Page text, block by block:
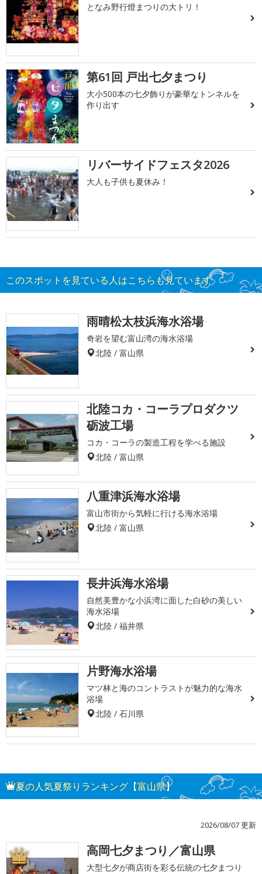
となみ野行燈まつりの大トリ！
第61回 戸出七夕まつり
大小500本の七夕飾りが豪華なトンネルを
作り出す
リバーサイドフェスタ2026
大人も子供も夏休み！
このスポットを見ている人はこちらも見ています
雨晴松太枝浜海水浴場
奇岩を望む富山湾の海水浴場
北陸 / 富山県
北陸コカ・コーラプロダクツ
砺波工場
コカ・コーラの製造工程を学べる施設
北陸 / 富山県
八重津浜海水浴場
富山市街から気軽に行ける海水浴場
北陸 / 富山県
長井浜海水浴場
自然美豊かな小浜湾に面した白砂の美しい
海水浴場
北陸 / 福井県
片野海水浴場
マツ林と海のコントラストが魅力的な海水
浴場
北陸 / 石川県
夏の人気夏祭りランキング【富山県】
2026/08/07 更新
1 高岡七夕まつり／富山県
大型七夕が商店街を彩る伝統の七夕まつり